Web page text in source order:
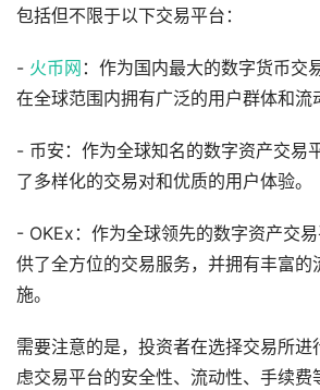
包括但不限于以下交易平台：
- 火币网 ：作为国内最大的数字货币交
在全球范围内拥有广泛的用户群体和流
- 币安：作为全球知名的数字资产交易
了多样化的交易对和优质的用户体验。
- OKEx：作为全球领先的数字资产交
供了全方位的交易服务，并拥有丰富的
施。
需要注意的是，投资者在选择交易所进
虑交易平台的安全性、流动性、手续费